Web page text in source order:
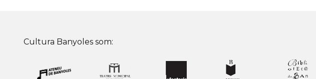
Cultura Banyoles som: